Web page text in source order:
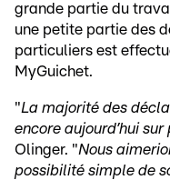
grande partie du
une petite partie des
particuliers est
MyGuichet.
"La majorité des
encore aujourd’hui sur
Olinger. "Nous
possibilité simple de